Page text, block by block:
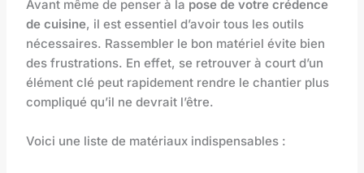
Avant même de penser à la pose de votre crédence
de cuisine, il est essentiel d’avoir tous les outils
nécessaires. Rassembler le bon matériel évite bien
des frustrations. En effet, se retrouver à court d’un
élément clé peut rapidement rendre le chantier plus
compliqué qu’il ne devrait l’être.
Voici une liste de matériaux indispensables :